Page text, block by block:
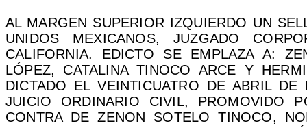
AL MARGEN SUPERIOR IZQUIERDO UN
UNIDOS MEXICANOS, JUZGADO
CALIFORNIA. EDICTO SE EMPLAZA A:
LÓPEZ, CATALINA TINOCO ARCE Y
DICTADO EL VEINTICUATRO DE ABRIL
JUICIO ORDINARIO CIVIL, PROMOVIDO
CONTRA DE ZENON SOTELO TINOCO,